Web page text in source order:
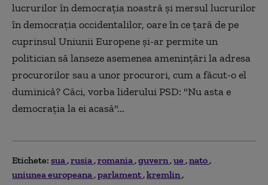
lucrurilor în democraţia noastră şi mersul lucrurilor
în democraţia occidentalilor, oare în ce ţară de pe
cuprinsul Uniunii Europene şi-ar permite un
politician să lanseze asemenea ameninţări la adresa
procurorilor sau a unor procurori, cum a făcut-o el
duminică? Căci, vorba liderului PSD: "Nu asta e
democrația la ei acasă"...
Etichete: sua rusia romania guvern ue nato
uniunea europeana parlament kremlin